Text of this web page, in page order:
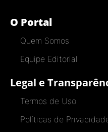
O Portal
Quem Somos
Equipe Editorial
Legal e
Termos de Uso
Políticas de